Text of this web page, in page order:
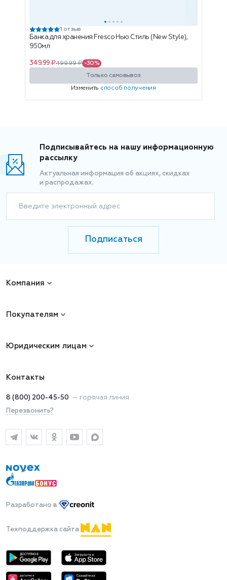
1 отзыв
Банка для хранения Fresco Нью Стиль (New Style),
950мл
349.99 ₽499.99 ₽ -30%
Только самовывоз
Изменить способ получения
Подписывайтесь на нашу информационную
рассылку
Актуальная информация об акциях, скидках
и распродажах.
Введите электронный адрес
Подписаться
Компания
Покупателям
Юридическим лицам
Контакты
8 (800) 200-45-50 — горячая линия
Перезвонить?
Разработано в
Техподдержка сайта